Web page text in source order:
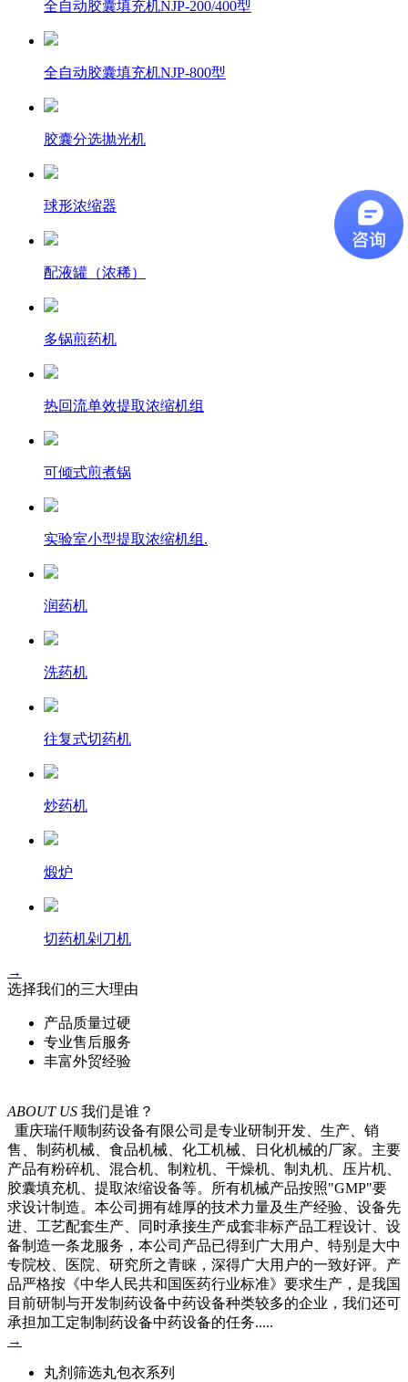
全自动胶囊填充机NJP-200/400型
全自动胶囊填充机NJP-800型
胶囊分选抛光机
球形浓缩器
配液罐（浓稀）
多锅煎药机
热回流单效提取浓缩机组
可倾式煎煮锅
实验室小型提取浓缩机组.
润药机
洗药机
往复式切药机
炒药机
煅炉
切药机剁刀机
→
选择我们的三大理由
产品质量过硬
专业售后服务
丰富外贸经验
ABOUT US 我们是谁？
重庆瑞仟顺制药设备有限公司是专业研制开发、生产、销
售、制药机械、食品机械、化工机械、日化机械的厂家。主要
产品有粉碎机、混合机、制粒机、干燥机、制丸机、压片机、
胶囊填充机、提取浓缩设备等。所有机械产品按照"GMP"要
求设计制造。本公司拥有雄厚的技术力量及生产经验、设备先
进、工艺配套生产、同时承接生产成套非标产品工程设计、设
备制造一条龙服务，本公司产品已得到广大用户、特别是大中
专院校、医院、研究所之青睐，深得广大用户的一致好评。产
品严格按《中华人民共和国医药行业标准》要求生产，是我国
目前研制与开发制药设备中药设备种类较多的企业，我们还可
承担加工定制制药设备中药设备的任务.....
→
丸剂筛选丸包衣系列